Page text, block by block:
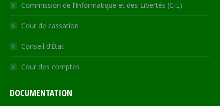
Commission de l’Informatique et des Libertés (CIL)
Cour de cassation
Conseil d’État
Cour des comptes
DOCUMENTATION